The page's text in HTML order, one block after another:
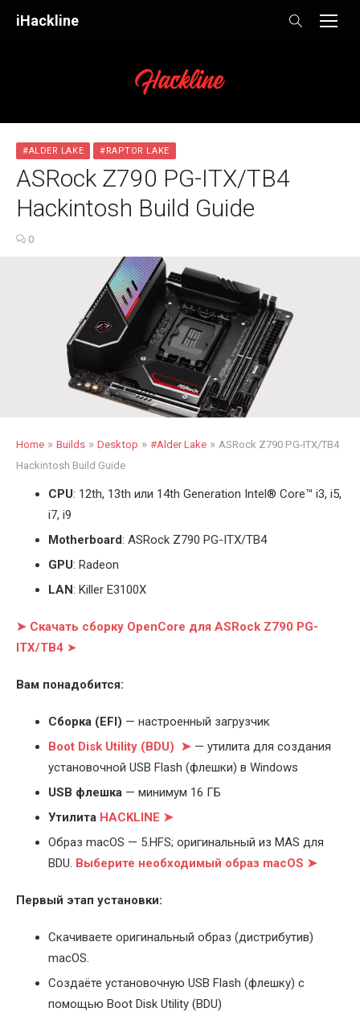
iHackline
#ALDER LAKE #RAPTOR LAKE
ASRock Z790 PG-ITX/TB4
Hackintosh Build Guide
0
Home » Builds » Desktop » #Alder Lake » ASRock Z790 PG-ITX/TB4
Hackintosh Build Guide
CPU: 12th, 13th или 14th Generation Intel® Core™ i3, i5,
i7, i9
Motherboard: ASRock Z790 PG-ITX/TB4
GPU: Radeon
LAN: Killer E3100X
➤ Скачать сборку OpenCore для ASRock Z790 PG-
ITX/TB4 ➤
Вам понадобится:
Cборка (EFI) — настроенный загрузчик
Boot Disk Utility (BDU) ➤ — утилита для создания
установочной USB Flash (флешки) в Windows
USB флешка — минимум 16 ГБ
Утилита HACKLINE ➤
Образ macOS — 5.HFS; оригинальный из MAS для
BDU. Выберите необходимый образ macOS ➤
Первый этап установки:
Скачиваете оригинальный образ (дистрибутив)
macOS.
Создаёте установочную USB Flash (флешку) с
помощью Boot Disk Utility (BDU)